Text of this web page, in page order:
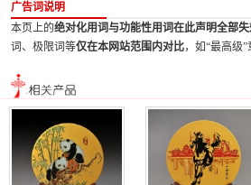
广告词说明
本页上的绝对化用词与功能性用词在此声明全部
词、极限词等仅在本网站范围内对比，如“最高级